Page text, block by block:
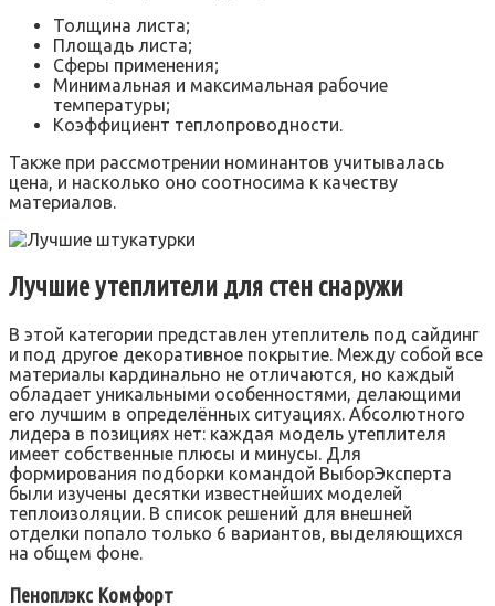
Толщина листа;
Площадь листа;
Сферы применения;
Минимальная и максимальная рабочие
температуры;
Коэффициент теплопроводности.
Также при рассмотрении номинантов учитывалась
цена, и насколько оно соотносима к качеству
материалов.
Лучшие утеплители для стен снаружи
В этой категории представлен утеплитель под сайдинг
и под другое декоративное покрытие. Между собой все
материалы кардинально не отличаются, но каждый
обладает уникальными особенностями, делающими
его лучшим в определённых ситуациях. Абсолютного
лидера в позициях нет: каждая модель утеплителя
имеет собственные плюсы и минусы. Для
формирования подборки командой ВыборЭксперта
были изучены десятки известнейших моделей
теплоизоляции. В список решений для внешней
отделки попало только 6 вариантов, выделяющихся
на общем фоне.
Пеноплэкс Комфорт